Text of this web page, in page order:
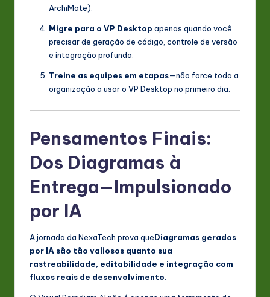
ArchiMate).
Migre para o VP Desktop apenas quando você
precisar de geração de código, controle de versão
e integração profunda.
Treine as equipes em etapas—não force toda a
organização a usar o VP Desktop no primeiro dia.
Pensamentos Finais:
Dos Diagramas à
Entrega—Impulsionado
por IA
A jornada da NexaTech prova queDiagramas gerados
por IA são tão valiosos quanto sua
rastreabilidade, editabilidade e integração com
fluxos reais de desenvolvimento